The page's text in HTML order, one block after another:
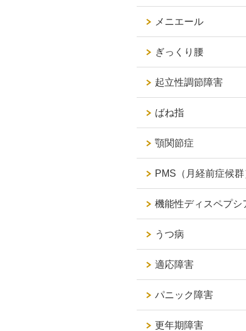
メニエール
ぎっくり腰
起立性調節障害
ばね指
顎関節症
PMS（月経前症候群
機能性ディスペプシ
うつ病
適応障害
パニック障害
更年期障害